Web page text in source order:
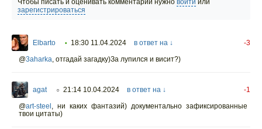
Чтобы писать и оценивать комментарии нужно войти или
зарегистрироваться
Elbarto • 18:30 11.04.2024 в ответ на ↓
-3
@3aharka, отгадай загадку)За лупился и висит?)
agat ○ 21:14 10.04.2024 в ответ на ↓
-1
@art-steel , ни каких фантазий) документально зафиксированные
твои цитаты)